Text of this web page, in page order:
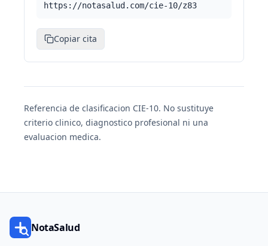
https://notasalud.com/cie-10/z83
Copiar cita
Referencia de clasificacion CIE-10. No sustituye
criterio clinico, diagnostico profesional ni una
evaluacion medica.
NotaSalud